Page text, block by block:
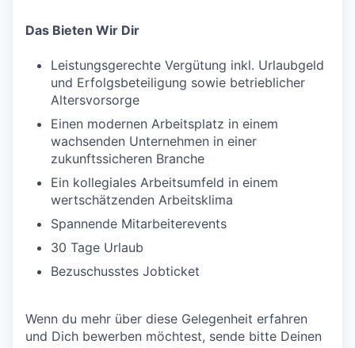
Das Bieten Wir Dir
Leistungsgerechte Vergütung inkl. Urlaubgeld
und Erfolgsbeteiligung sowie betrieblicher
Altersvorsorge
Einen modernen Arbeitsplatz in einem
wachsenden Unternehmen in einer
zukunftssicheren Branche
Ein kollegiales Arbeitsumfeld in einem
wertschätzenden Arbeitsklima
Spannende Mitarbeiterevents
30 Tage Urlaub
Bezuschusstes Jobticket
Wenn du mehr über diese Gelegenheit erfahren
und Dich bewerben möchtest, sende bitte Deinen